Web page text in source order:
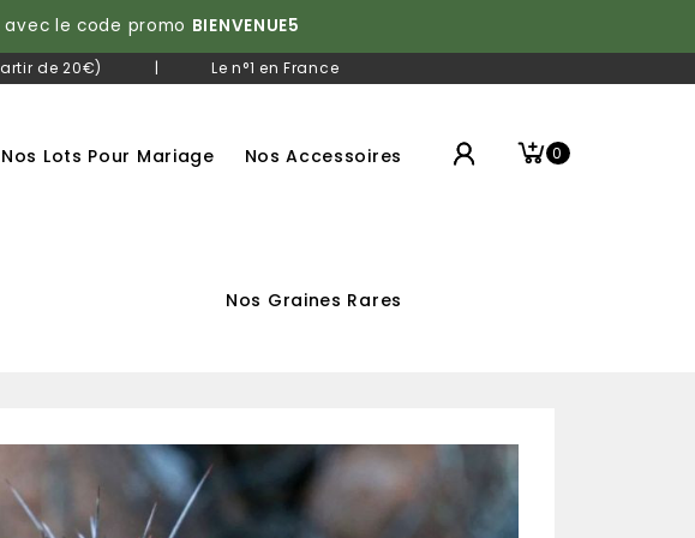
avec le code promo BIENVENUE5
de 20€) | Le n°1 en France
0
Nos Lots Pour Mariage Nos Accessoires
Nos Graines Rares